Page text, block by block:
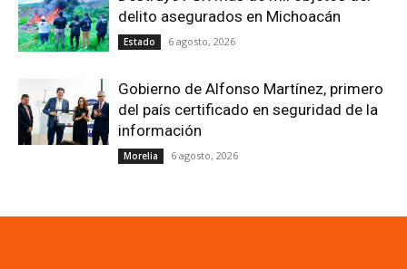
delito asegurados en Michoacán
Estado 6 agosto, 2026
Gobierno de Alfonso Martínez, primero
del país certificado en seguridad de la
información
Morelia 6 agosto, 2026